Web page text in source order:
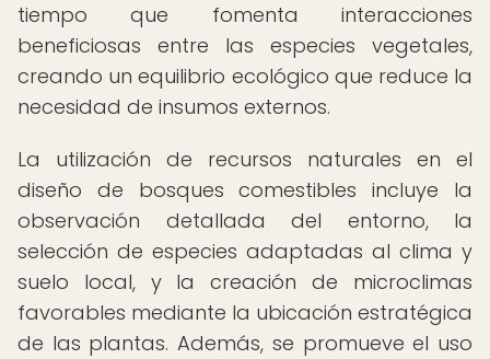
tiempo que fomenta interacciones
beneficiosas entre las especies vegetales,
creando un equilibrio ecológico que reduce la
necesidad de insumos externos.
La utilización de recursos naturales en el
diseño de bosques comestibles incluye la
observación detallada del entorno, la
selección de especies adaptadas al clima y
suelo local, y la creación de microclimas
favorables mediante la ubicación estratégica
de las plantas. Además, se promueve el uso